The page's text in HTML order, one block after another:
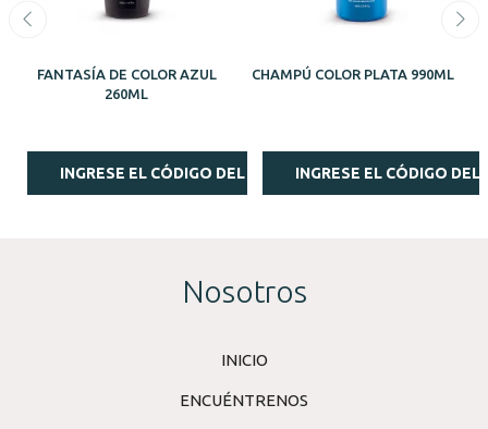
FANTASÍA DE COLOR AZUL
260ML
INGRESE EL CÓDIGO DEL ESTILISTA
CHAMPÚ COLOR PLATA 990ML
INGRESE EL CÓDIGO DEL
Nosotros
INICIO
ENCUÉNTRENOS